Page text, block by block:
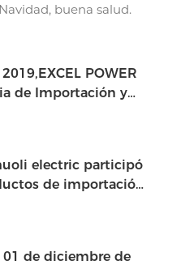
buena salud.
POWER
de Importación y
electric participó
de importación
de diciembre de